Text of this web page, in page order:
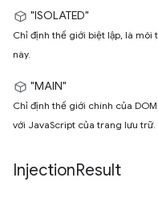
"ISOLATED"
Chỉ định thế giới biệt lập, là
này.
"MAIN"
Chỉ định thế giới chính của
với JavaScript của trang lưu trữ.
InjectionResult